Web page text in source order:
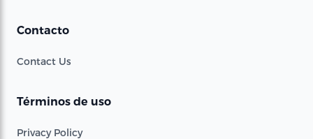
Contacto
Contact Us
Términos de uso
Privacy Policy